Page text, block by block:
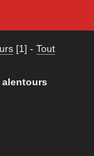
[1] - Tout
alentours